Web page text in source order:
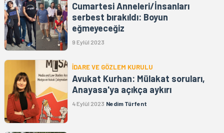
Cumartesi Anneleri/İnsanları
serbest bırakıldı: Boyun
eğmeyeceğiz
9 Eylül 2023
İDARE VE GÖZLEM KURULU
Avukat Kurhan: Mülakat soruları,
Anayasa'ya açıkça aykırı
4 Eylül 2023 Nedim Türfent